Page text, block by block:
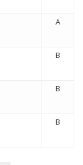
A
B
B
B